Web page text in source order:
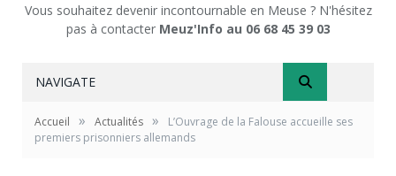
Vous souhaitez devenir incontournable en Meuse ? N'hésitez
pas à contacter Meuz'Info au 06 68 45 39 03
NAVIGATE
Accueil » Actualités »
L’Ouvrage de la Falouse accueille ses
premiers prisonniers allemands